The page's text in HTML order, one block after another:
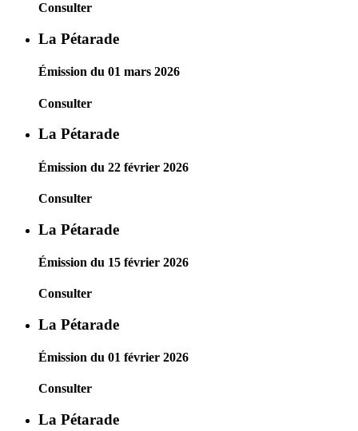
Consulter
La Pétarade
Émission du 01 mars 2026
Consulter
La Pétarade
Émission du 22 février 2026
Consulter
La Pétarade
Émission du 15 février 2026
Consulter
La Pétarade
Émission du 01 février 2026
Consulter
La Pétarade